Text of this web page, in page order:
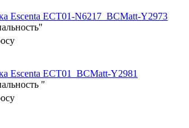
Escenta ECT01-N6217_BCMatt-Y2973
Escenta ECT01_BCMatt-Y2981
"